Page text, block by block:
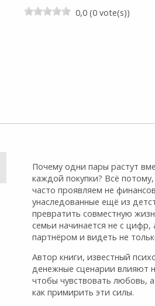
0,0 (0 vote(s))
Почему одни пары растут
каждой покупки? Всё
часто проявляем не
унаследованные ещё из
превратить совместную
семьи начинается не с
партнёром и видеть не
Автор книги, известный
денежные сценарии влияют
чтобы чувствовать любовь,
как примирить эти силы.